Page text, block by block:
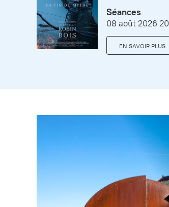
Séances
08 août 2026
EN SAVOIR PLUS